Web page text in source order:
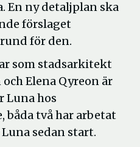
En ny detaljplan ska
förslaget
för den.
som stadsarkitekt
Elena Qyreon är
Luna hos
båda två har arbetat
sedan start.